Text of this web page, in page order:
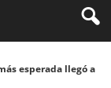
esperada llegó a